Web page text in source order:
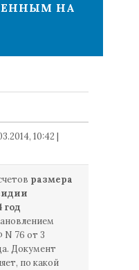
НА
10:42 |
размера
год
N 76 от 3
Документ
по какой